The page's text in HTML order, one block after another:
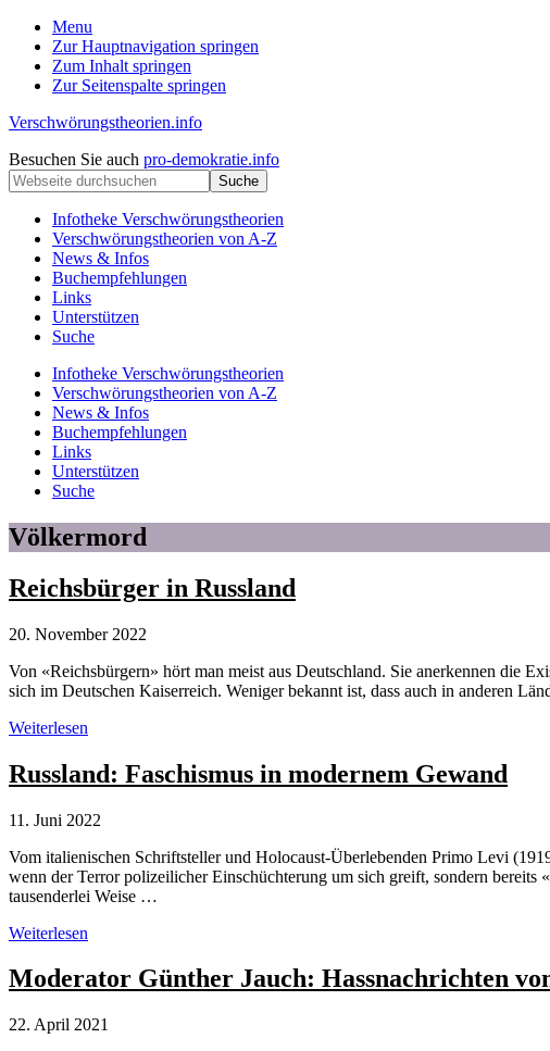
Menu
Zur Hauptnavigation springen
Zum Inhalt springen
Zur Seitenspalte springen
Verschwörungstheorien.info
Beiträge
zu
Merkmalen,
Funktionen
Risiken
konspirationistischen
Denkens
Kopfzeile
rechts
Besuchen Sie auch pro-demokratie.info
Webseite
durchsuchen
Infotheke Verschwörungstheorien
Verschwörungstheorien von A-Z
News & Infos
Buchempfehlungen
Links
Unterstützen
Suche
Infotheke Verschwörungstheorien
Verschwörungstheorien von A-Z
News & Infos
Buchempfehlungen
Links
Unterstützen
Suche
Völkermord
Reichsbürger in Russland
20. November 2022
Von «Reichsbürgern» hört man meist aus Deutschland. Sie anerkennen die
sich im Deutschen Kaiserreich. Weniger bekannt ist, dass auch in anderen
Reichsbürger
Russland
Weiterlesen
Russland: Faschismus in modernem Gewand
11. Juni 2022
Vom italienischen Schriftsteller und Holocaust-Überlebenden Primo Levi
wenn der Terror polizeilicher Einschüchterung um sich greift, sondern
tausenderlei Weise …
Russland:
in
modernem
Weiterlesen
Moderator Günther Jauch: Hassnachrichten
22. April 2021